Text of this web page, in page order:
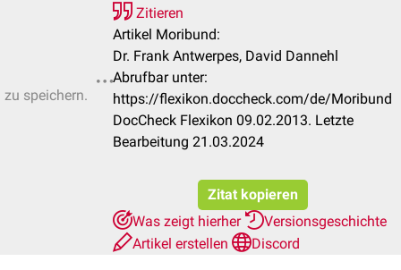
speichern.
Zitieren
Artikel Moribund:
Dr. Frank Antwerpes, David Dannehl
Abrufbar unter:
https://flexikon.doccheck.com/de/Moribund
DocCheck Flexikon 09.02.2013. Letzte
Bearbeitung 21.03.2024
Zitat kopieren
Was zeigt hierher
Versionsgeschichte
Artikel erstellen
Discord